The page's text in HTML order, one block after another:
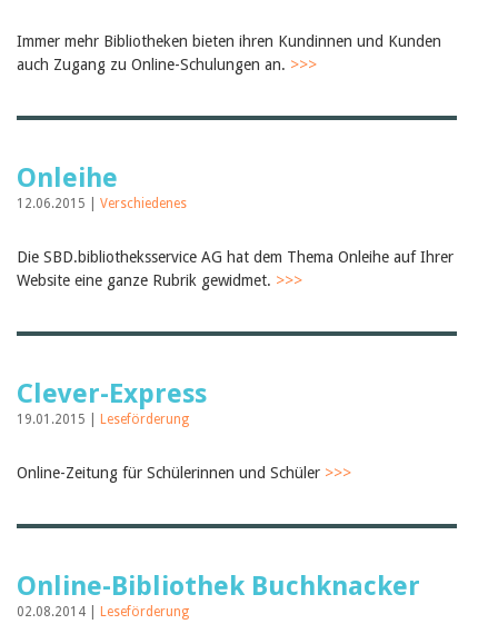
Birgit Libiszewski
Sandra Dettwyler
Céline Graf
Felicitas Isler
Nicole Rothen
Manuela Nyffeler-Lanker
Archiv
Juni 2026
März 2026
September 2025
2024
Immer mehr Bibliotheken bieten ihren Kundinnen und Kunden
auch Zugang zu Online-Schulungen an. >>>
Onleihe
12.06.2015 | Verschiedenes
Die SBD.bibliotheksservice AG hat dem Thema Onleihe auf Ihrer
Website eine ganze Rubrik gewidmet. >>>
Clever-Express
19.01.2015 | Leseförderung
Online-Zeitung für Schülerinnen und Schüler >>>
Online-Bibliothek Buchknacker
02.08.2014 | Leseförderung